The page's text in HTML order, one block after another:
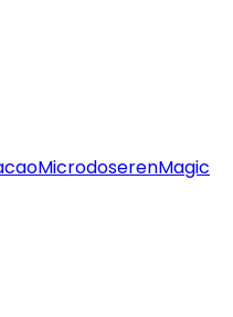
MicrodoserenMagic